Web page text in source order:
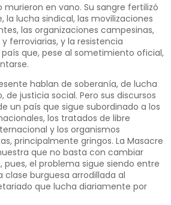
murieron en vano. Su sangre fertilizó
la lucha sindical, las movilizaciones
las organizaciones campesinas,
ferroviarias, y la resistencia
que, pese al sometimiento oficial,
hablan de soberanía, de lucha
justicia social. Pero sus discursos
un país que sigue subordinado a los
los tratados de libre
y los organismos
principalmente gringos. La Masacre
que no basta con cambiar
pues, el problema sigue siendo entre
clase burguesa arrodillada al
que lucha diariamente por